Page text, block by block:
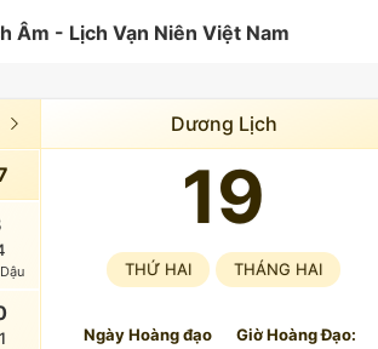
Âm - Lịch Vạn Niên Việt Nam
Dương Lịch
19
THỨ HAI THÁNG HAI
Ngày Hoàng đạo
Giờ Hoàng Đạo: